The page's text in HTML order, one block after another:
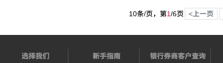
10条/页，第1/6页 <上一页
选择我们 新手指南 银行券商客户查询